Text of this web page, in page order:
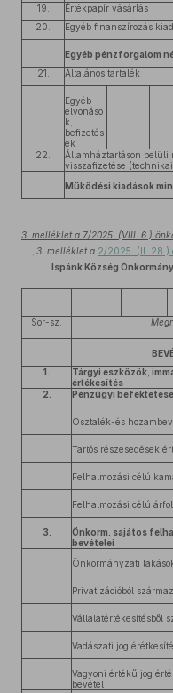
19.
Értékpapír vásárlás
20.
Egyéb finanszírozás
Egyéb pénzforgalom
21.
Általános tartalék
Egyéb
elvonáso
k,
befizetés
ek
22.
Államháztartáson belüli
visszafizetése
Működési kiadások
3. melléklet a 7/2025. (VIII. 6.)
3. melléklet a 2/2025. (II. 28.)
Ispánk Község
Sor-sz.
1.
Tárgyi eszközök,
értékesítés
2. Pénzügyi
Osztalék-és
Tartós részesedések
Felhalmozási célú
Felhalmozási célú
3.
Önkorm. sajátos
bevételei
Önkormányzati
Privatizációból
Vállalatértékesítésből
Vadászati jog
Vagyoni értékű jog
bevétel